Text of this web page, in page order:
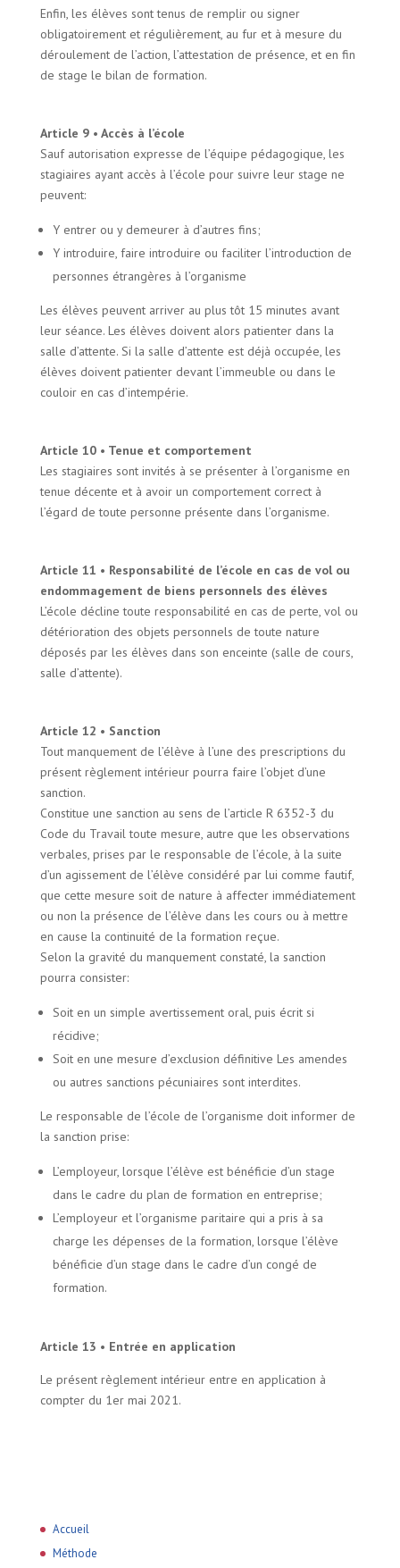
Enfin, les élèves sont tenus de remplir ou signer
obligatoirement et régulièrement, au fur et à mesure du
déroulement de l’action, l’attestation de présence, et en fin
de stage le bilan de formation.
Article 9 • Accès à l’école
Sauf autorisation expresse de l’équipe pédagogique, les
stagiaires ayant accès à l’école pour suivre leur stage ne
peuvent:
Y entrer ou y demeurer à d’autres fins;
Y introduire, faire introduire ou faciliter l’introduction de
personnes étrangères à l’organisme
Les élèves peuvent arriver au plus tôt 15 minutes avant
leur séance. Les élèves doivent alors patienter dans la
salle d’attente. Si la salle d’attente est déjà occupée, les
élèves doivent patienter devant l’immeuble ou dans le
couloir en cas d’intempérie.
Article 10 • Tenue et comportement
Les stagiaires sont invités à se présenter à l’organisme en
tenue décente et à avoir un comportement correct à
l’égard de toute personne présente dans l’organisme.
Article 11 • Responsabilité de l’école en cas de vol ou
endommagement de biens personnels des élèves
L’école décline toute responsabilité en cas de perte, vol ou
détérioration des objets personnels de toute nature
déposés par les élèves dans son enceinte (salle de cours,
salle d’attente).
Article 12 • Sanction
Tout manquement de l’élève à l’une des prescriptions du
présent règlement intérieur pourra faire l’objet d’une
sanction.
Constitue une sanction au sens de l’article R 6352-3 du
Code du Travail toute mesure, autre que les observations
verbales, prises par le responsable de l’école, à la suite
d’un agissement de l’élève considéré par lui comme fautif,
que cette mesure soit de nature à affecter immédiatement
ou non la présence de l’élève dans les cours ou à mettre
en cause la continuité de la formation reçue.
Selon la gravité du manquement constaté, la sanction
pourra consister:
Soit en un simple avertissement oral, puis écrit si
récidive;
Soit en une mesure d’exclusion définitive Les amendes
ou autres sanctions pécuniaires sont interdites.
Le responsable de l’école de l’organisme doit informer de
la sanction prise:
L’employeur, lorsque l’élève est bénéficie d’un stage
dans le cadre du plan de formation en entreprise;
L’employeur et l’organisme paritaire qui a pris à sa
charge les dépenses de la formation, lorsque l’élève
bénéficie d’un stage dans le cadre d’un congé de
formation.
Article 13 • Entrée en application
Le présent règlement intérieur entre en application à
compter du 1er mai 2021.
Accueil
Méthode